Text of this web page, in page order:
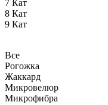
7 Кат
8 Кат
9 Кат
Все
Рогожка
Жаккард
Микровелюр
Микрофибра